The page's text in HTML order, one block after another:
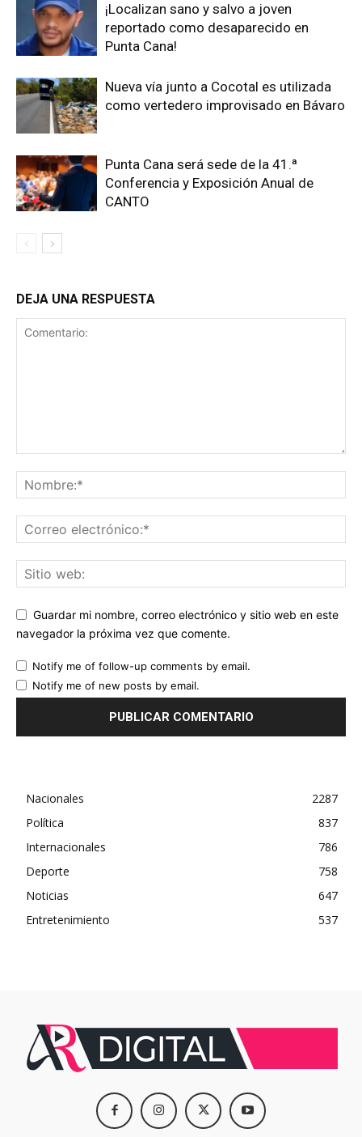
¡Localizan sano y salvo a joven
reportado como desaparecido en
Punta Cana!
Nueva vía junto a Cocotal es utilizada
como vertedero improvisado en Bávaro
Punta Cana será sede de la 41.ª
Conferencia y Exposición Anual de
CANTO
DEJA UNA RESPUESTA
Guardar mi nombre, correo electrónico y sitio web en este
navegador la próxima vez que comente.
Notify me of follow-up comments by email.
Notify me of new posts by email.
Nacionales
2287
Política
837
Internacionales
786
Deporte
758
Noticias
647
Entretenimiento
537